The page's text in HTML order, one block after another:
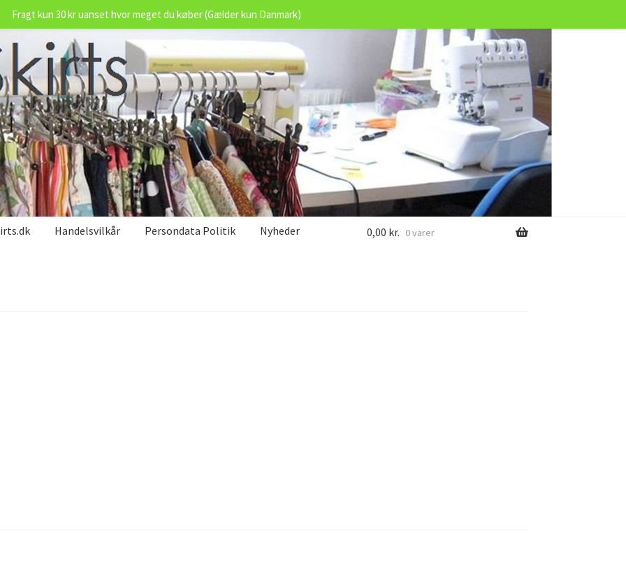
Handelsvilkår Persondata Politik Nyheder 0,00 kr. 0 varer
Fragt kun 30 kr uanset hvor meget du køber (Gælder kun Danmark)